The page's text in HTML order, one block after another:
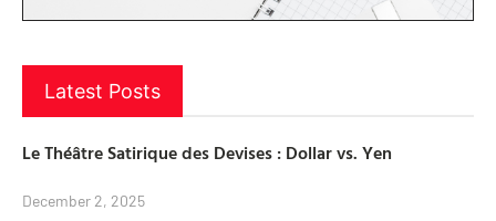
Latest Posts
Le Théâtre Satirique des Devises : Dollar vs. Yen
December 2, 2025